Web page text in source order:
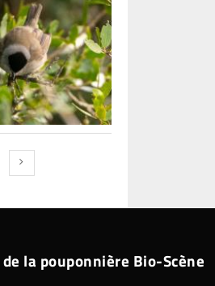
la pouponnière Bio-Scène